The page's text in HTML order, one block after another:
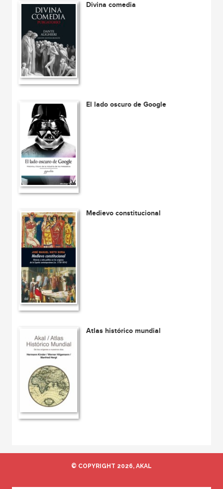
Divina comedia
El lado oscuro de Google
Medievo constitucional
Atlas histórico mundial
© COPYRIGHT 2026, AKAL